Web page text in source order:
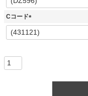
必
Cコード
(
必